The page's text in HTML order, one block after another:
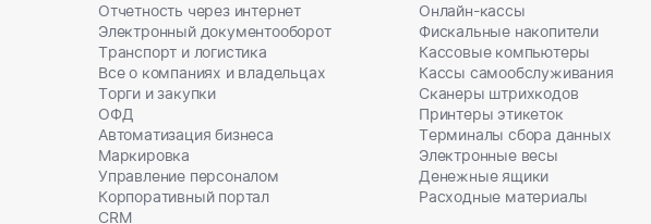
Отчетность через интернет
Электронный документооборот
Транспорт и логистика
Все о компаниях и владельцах
Торги и закупки
ОФД
Автоматизация бизнеса
Маркировка
Управление персоналом
Корпоративный портал
CRM
Онлайн-кассы
Фискальные накопители
Кассовые компьютеры
Кассы самообслуживания
Сканеры штрихкодов
Принтеры этикеток
Терминалы сбора данных
Электронные весы
Денежные ящики
Расходные материалы